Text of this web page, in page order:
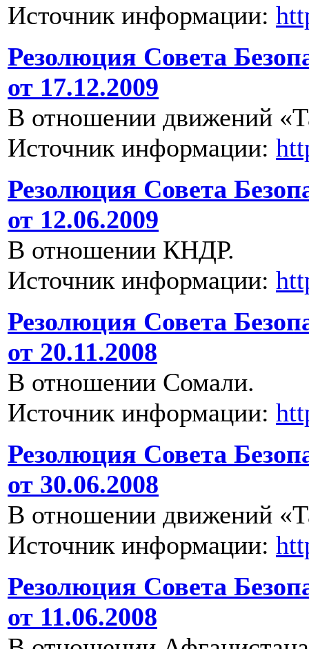
Источник информации:
Резолюция Совета
от 17.12.2009
В отношении движений
Источник информации:
Резолюция Совета
от 12.06.2009
В отношении КНДР.
Источник информации:
Резолюция Совета
от 20.11.2008
В отношении Сомали.
Источник информации:
Резолюция Совета
от 30.06.2008
В отношении движений
Источник информации:
Резолюция Совета
от 11.06.2008